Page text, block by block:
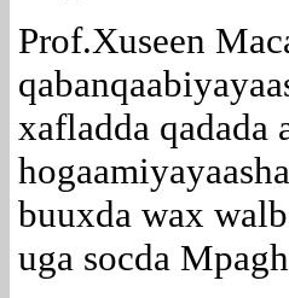
Prof.Xuseen
xafladda qadada
buuxda wax
uga socda